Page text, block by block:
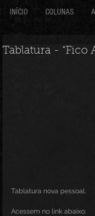
INÍCIO COLUNAS
Tablatura - “Fico
Tablatura nova pessoal.
Acessem no link abaixo: